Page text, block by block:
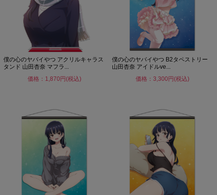
僕の心のヤバイやつ アクリルキャラス
タンド 山田杏奈 マフラ...
価格：1,870円(税込)
僕の心のヤバイやつ B2タペストリー
山田杏奈 アイドルve...
価格：3,300円(税込)